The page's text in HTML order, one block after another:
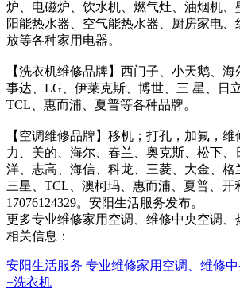
炉、电磁炉、饮水机、燃气灶、油烟机、
阳能热水器、空气能热水器、厨房家电、
放等各种家用电器。
【洗衣机维修品牌】西门子、小天鹅、
事达、LG、伊莱克斯、博世、三 星、日
TCL、惠而浦、夏普等各种品牌。
【空调维修品牌】移机；打孔，加氟，
力、美的、海尔、春兰、奥克斯、松下、
洋、志高、海信、科龙、三菱、大金、格
三星、TCL、澳柯玛、惠而浦、夏普、开
17076124329。安阳生活服务发布。
更多专业维修家用空调、维修中央空调、
相关信息：
安阳生活服务 专业维修家用空调、维修
+洗衣机